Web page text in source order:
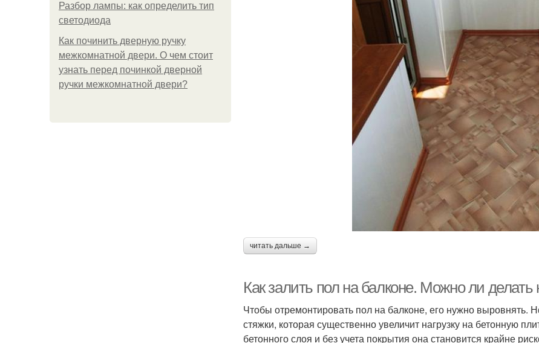
Разбор лампы: как определить тип
светодиода
Как починить дверную ручку
межкомнатной двери. О чем стоит
узнать перед починкой дверной
ручки межкомнатной двери?
читать дальше →
Как залить пол на балконе. Можно ли делать
Чтобы отремонтировать пол на балконе, его нужно выровнять.
стяжки, которая существенно увеличит нагрузку на бетонную
бетонного слоя и без учета покрытия она становится крайне